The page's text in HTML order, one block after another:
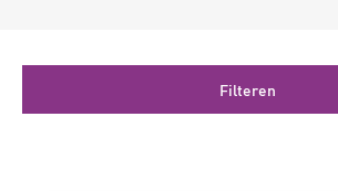
Filteren